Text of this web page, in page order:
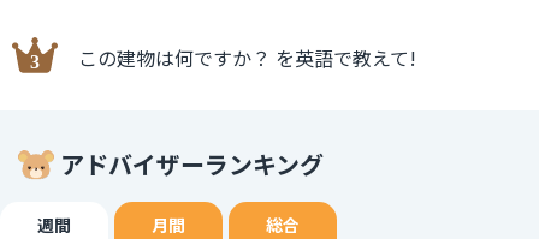
この建物は何ですか？ を英語で教えて!
アドバイザーランキング
週間 月間 総合